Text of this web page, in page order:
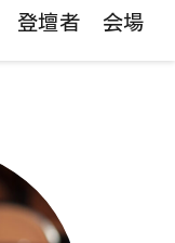
登壇者 会場